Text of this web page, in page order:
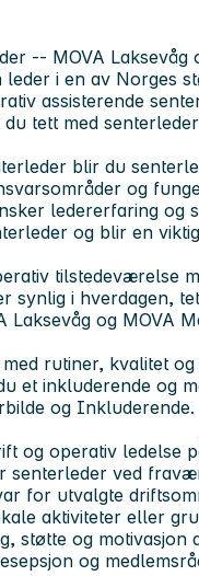
-- MOVA Laksevåg
leder i en av Norges
assisterende
tett med
blir du
og
ledererfaring og
og blir en
tilstedeværelse
synlig i hverdagen,
Laksevåg og MOVA
rutiner, kvalitet
et inkluderende og
og Inkluderende.
og operativ ledelse
senterleder ved
for utvalgte
aktiviteter eller
støtte og motivasjon
og